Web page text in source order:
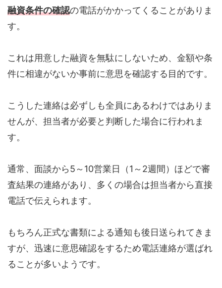
融資条件の確認の電話がかかってくることがありま
す。
これは用意した融資を無駄にしないため、金額や条
件に相違がないか事前に意思を確認する目的です。
こうした連絡は必ずしも全員にあるわけではありま
せんが、担当者が必要と判断した場合に行われま
す。
通常、面談から5～10営業日（1～2週間）ほどで審
査結果の連絡があり、多くの場合は担当者から直接
電話で伝えられます。
もちろん正式な書類による通知も後日送られてきま
すが、迅速に意思確認をするため電話連絡が選ばれ
ることが多いようです。